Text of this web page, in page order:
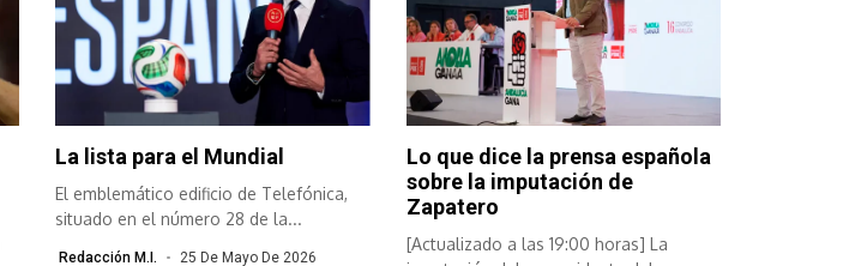
La lista para el Mundial
El emblemático edificio de Telefónica,
situado en el número 28 de la...
Redacción M.I. 25 De Mayo De 2026
Lo que dice la prensa española
sobre la imputación de
Zapatero
[Actualizado a las 19:00 horas] La